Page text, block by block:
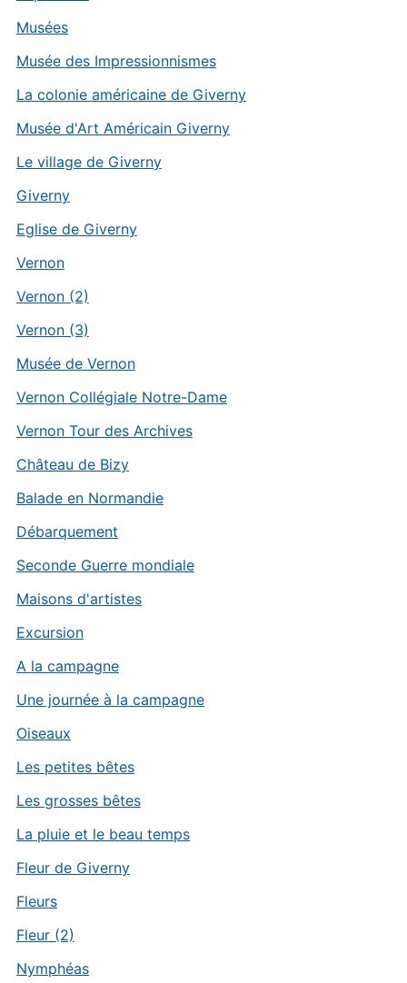
Musées
Musée des Impressionnismes
La colonie américaine de Giverny
Musée d'Art Américain Giverny
Le village de Giverny
Giverny
Eglise de Giverny
Vernon
Vernon (2)
Vernon (3)
Musée de Vernon
Vernon Collégiale Notre-Dame
Vernon Tour des Archives
Château de Bizy
Balade en Normandie
Débarquement
Seconde Guerre mondiale
Maisons d'artistes
Excursion
A la campagne
Une journée à la campagne
Oiseaux
Les petites bêtes
Les grosses bêtes
La pluie et le beau temps
Fleur de Giverny
Fleurs
Fleur (2)
Nymphéas